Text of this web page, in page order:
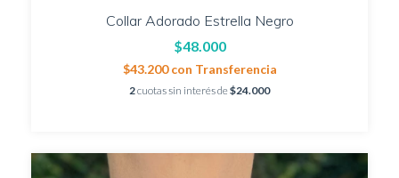
Collar Adorado Estrella Negro
$48.000
$43.200con Transferencia
2cuotas sin interés de$24.000